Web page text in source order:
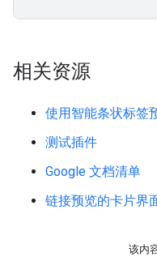
相关资源
使用智能条状标签
测试插件
Google 文档清单
链接预览的卡片界
该内